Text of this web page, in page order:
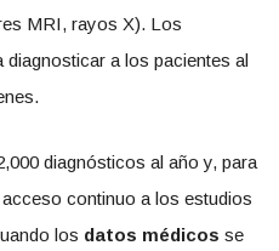
MRI, rayos X). Los
a los pacientes al
diagnósticos al año y, para
continuo a los estudios
los datos médicos se